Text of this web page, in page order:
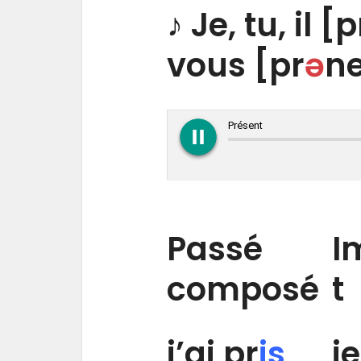
♪ Je, tu, il
vous [prə
play_circle_filled
pause_circle_filled Présent
Passé
composé t